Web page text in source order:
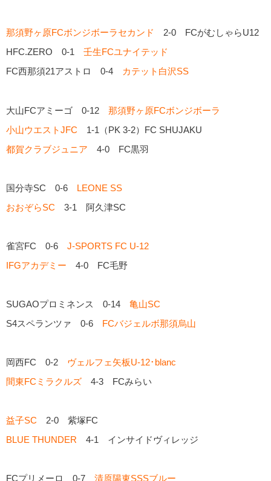
那須野ヶ原FCボンジボーラセカンド
2-0 FCがむしゃらU12
HFC.ZERO 0-1 壬生FCユナイテッド
FC西那須21アストロ 0-4
カテット白沢SS
大山FCアミーゴ 0-12 那須野ヶ原FCボンジボーラ
小山ウエストJFC 1-1（PK 3-2）FC SHUJAKU
都賀クラブジュニア 4-0 FC黒羽
国分寺SC 0-6 LEONE SS
おおぞらSC 3-1 阿久津SC
雀宮FC 0-6 J-SPORTS FC U-12
IFGアカデミー 4-0 FC毛野
SUGAOプロミネンス 0-14 亀山SC
S4スペランツァ 0-6 FCバジェルボ那須烏山
岡西FC 0-2 ヴェルフェ矢板U-12･blanc
間東FCミラクルズ 4-3 FCみらい
益子SC 2-0 紫塚FC
BLUE THUNDER 4-1 インサイドヴィレッジ
FCプリメーロ 0-7 清原陽東SSSブルー